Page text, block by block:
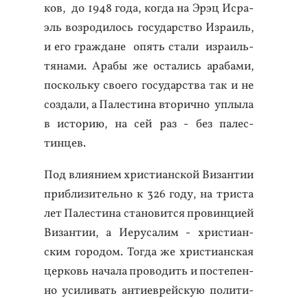
ков, до 1948 го­да, ког­да на Эрэц Ис­ра­
эль воз­ро­дилось го­сударс­тво Из­ра­иль,
и его граж­да­не опять ста­ли из­ра­иль­
тя­нами. Ара­бы же ос­та­лись ара­бами,
пос­коль­ку сво­его го­сударс­тва так и не
соз­да­ли, а Па­лес­ти­на вто­рич­но уп­лы­ла
в ис­то­рию, на сей раз - без па­лес­
тинцев.
Под вли­яни­ем хрис­ти­ан­ской Ви­зан­тии
приб­ли­зитель­но к 326 го­ду, на трис­та
лет Па­лес­ти­на ста­новит­ся про­вин­ци­ей
Ви­зан­тии, а И­еру­салим - хрис­ти­ан­
ским го­родом. Тог­да же хрис­ти­ан­ская
цер­ковь на­чала про­водить и пос­те­пен­
но уси­ливать ан­ти­ев­рей­скую по­лити­